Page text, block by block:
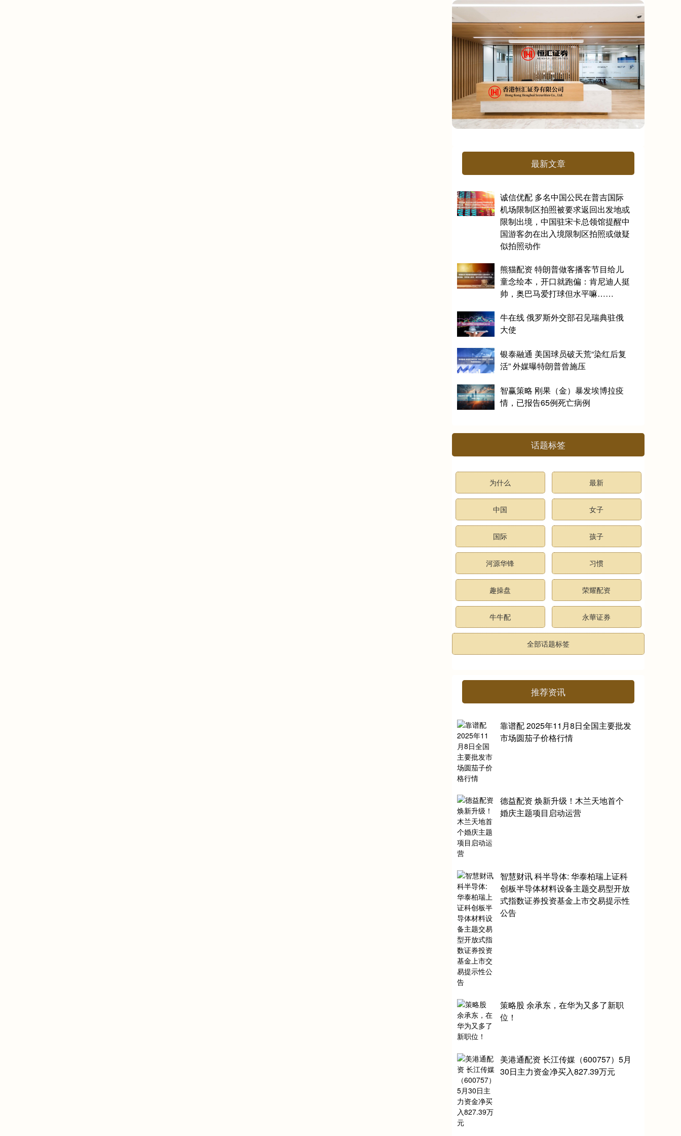
最新文章
诚信优配 多名中国公民在普吉国际
机场限制区拍照被要求返回出发地或
限制出境，中国驻宋卡总领馆提醒中
国游客勿在出入境限制区拍照或做疑
似拍照动作
熊猫配资 特朗普做客播客节目给儿
童念绘本，开口就跑偏：肯尼迪人挺
帅，奥巴马爱打球但水平嘛……
牛在线 俄罗斯外交部召见瑞典驻俄
大使
银泰融通 美国球员破天荒“染红后复
活” 外媒曝特朗普曾施压
智赢策略 刚果（金）暴发埃博拉疫
情，已报告65例死亡病例
话题标签
为什么 最新
中国 女子
国际 孩子
河源华锋 习惯
趣操盘 荣耀配资
牛牛配 永華证券
全部话题标签
推荐资讯
靠谱配 2025年11月8日全国主要批发
市场圆茄子价格行情
德益配资 焕新升级！木兰天地首个
婚庆主题项目启动运营
智慧财讯 科半导体: 华泰柏瑞上证科
创板半导体材料设备主题交易型开放
式指数证券投资基金上市交易提示性
公告
策略股 余承东，在华为又多了新职
位！
美港通配资 长江传媒（600757）5月
30日主力资金净买入827.39万元